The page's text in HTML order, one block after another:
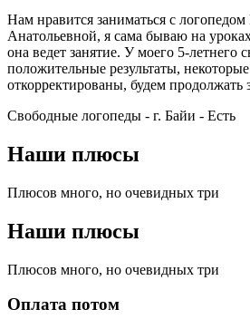
Нам нравится заниматься с
Анатольевной, я сама бываю на
она ведет занятие. У моего 5-летнего
положительные результаты,
откорректированы, будем продолжать
Свободные логопеды - г. Байи - Есть
Наши плюсы
Плюсов много, но очевидных три
Наши плюсы
Плюсов много, но очевидных три
Оплата потом